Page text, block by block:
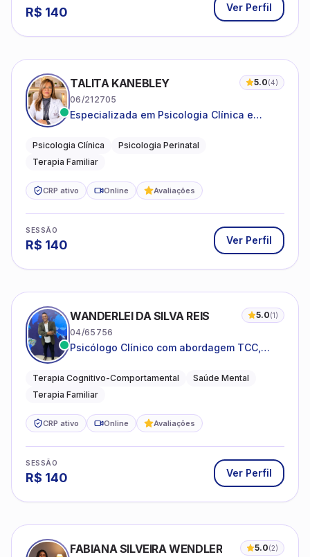
R$ 140 Ver Perfil
TALITA KANEBLEY 5.0(4)
06/212705
Especializada em Psicologia Clínica e
famílias
Psicologia Clínica
Psicologia Perinatal
Terapia Familiar
CRP ativo Online Avaliações
SESSÃO
R$ 140 Ver Perfil
WANDERLEI DA SILVA REIS 5.0(1)
04/65756
Psicólogo Clínico com abordagem TCC,
sistêmica
Terapia Cognitivo-Comportamental
Saúde Mental
Terapia Familiar
CRP ativo Online Avaliações
SESSÃO
R$ 140 Ver Perfil
FABIANA SILVEIRA WENDLER 5.0(2)